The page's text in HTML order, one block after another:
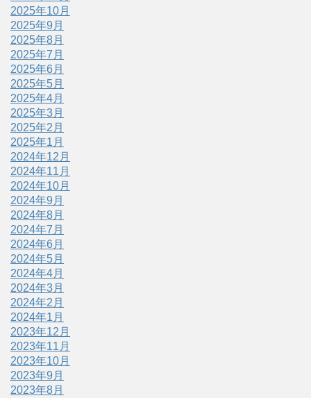
2025年10月
2025年9月
2025年8月
2025年7月
2025年6月
2025年5月
2025年4月
2025年3月
2025年2月
2025年1月
2024年12月
2024年11月
2024年10月
2024年9月
2024年8月
2024年7月
2024年6月
2024年5月
2024年4月
2024年3月
2024年2月
2024年1月
2023年12月
2023年11月
2023年10月
2023年9月
2023年8月